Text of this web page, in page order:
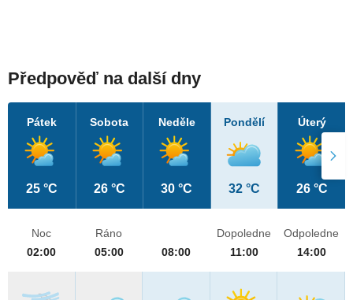
Předpověď na další dny
Pátek
25 °C
Sobota
26 °C
Neděle
30 °C
Pondělí
32 °C
Úterý
26 °C
Noc
02:00
Ráno
05:00
08:00
Dopoledne
11:00
Odpoledne
14:00